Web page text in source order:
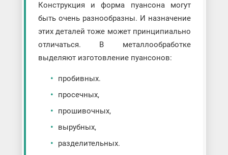
Конструкция и форма пуансона могут
быть очень разнообразны. И назначение
этих деталей тоже может принципиально
отличаться. В металлообработке
выделяют изготовление пуансонов:
пробивных.
просечных,
прошивочных,
вырубных,
разделительных.